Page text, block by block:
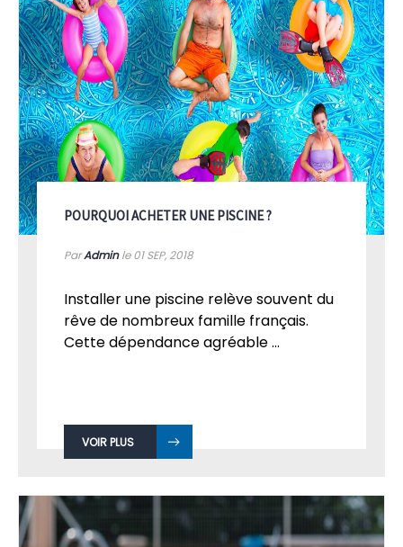
POURQUOI ACHETER UNE PISCINE ?
ParAdminle 01SEP, 2018
Installer une piscine relève souvent du
rêve de nombreux famille français.
Cette dépendance agréable ...
VOIR PLUS